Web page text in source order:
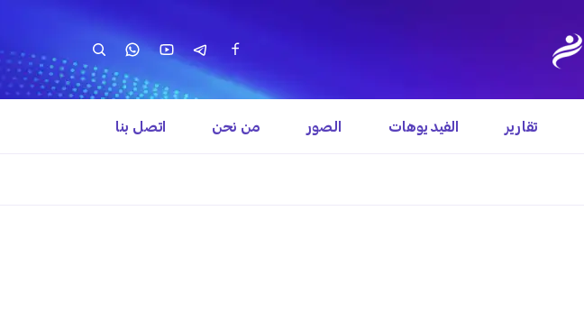
تقارير الفيديوهات الصور من نحن اتصل بنا